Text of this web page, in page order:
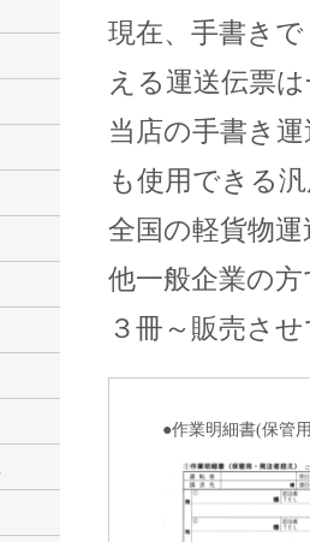
現在、手書き
える運送伝票
当店の手書き
も使用できる
全国の軽貨物
他一般企業の
３冊～販売さ
●作業明細書(保管